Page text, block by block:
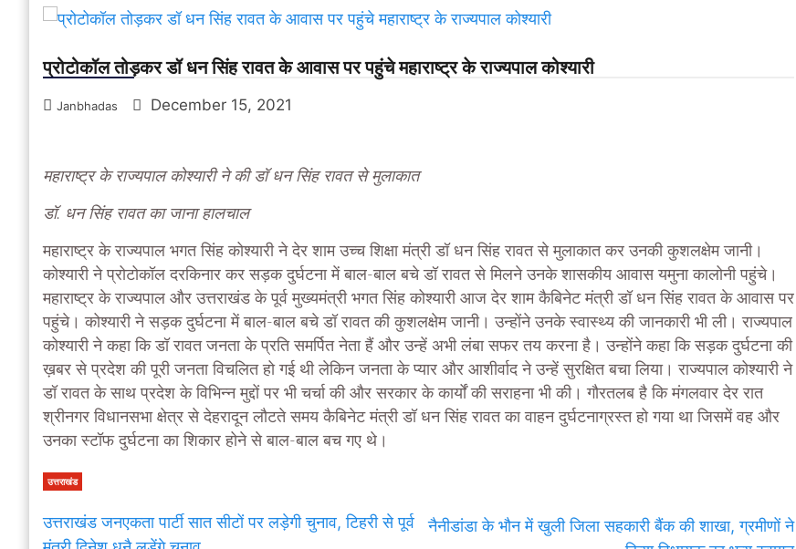
प्रोटोकॉल तोड़कर डॉ धन सिंह रावत के आवास पर पहुंचे महाराष्ट्र के राज्यपाल कोश्यारी
Janbhadas December 15, 2021
महाराष्ट्र के राज्यपाल कोश्यारी ने की डॉ धन सिंह रावत से मुलाकात
डॉ. धन सिंह रावत का जाना हालचाल
महाराष्ट्र के राज्यपाल भगत सिंह कोश्यारी ने देर शाम उच्च शिक्षा मंत्री डॉ धन सिंह रावत से मुलाकात कर उनकी कुशलक्षेम जानी।
कोश्यारी ने प्रोटोकॉल दरकिनार कर सड़क दुर्घटना में बाल-बाल बचे डॉ रावत से मिलने उनके शासकीय आवास यमुना कालोनी पहुंचे।
महाराष्ट्र के राज्यपाल और उत्तराखंड के पूर्व मुख्यमंत्री भगत सिंह कोश्यारी आज देर शाम कैबिनेट मंत्री डॉ धन सिंह रावत के आवास पर
पहुंचे। कोश्यारी ने सड़क दुर्घटना में बाल-बाल बचे डॉ रावत की कुशलक्षेम जानी। उन्होंने उनके स्वास्थ्य की जानकारी भी ली। राज्यपाल
कोश्यारी ने कहा कि डॉ रावत जनता के प्रति समर्पित नेता हैं और उन्हें अभी लंबा सफर तय करना है। उन्होंने कहा कि सड़क दुर्घटना की
ख़बर से प्रदेश की पूरी जनता विचलित हो गई थी लेकिन जनता के प्यार और आशीर्वाद ने उन्हें सुरक्षित बचा लिया। राज्यपाल कोश्यारी ने
डॉ रावत के साथ प्रदेश के विभिन्न मुद्दों पर भी चर्चा की और सरकार के कार्यों की सराहना भी की। गौरतलब है कि मंगलवार देर रात
श्रीनगर विधानसभा क्षेत्र से देहरादून लौटते समय कैबिनेट मंत्री डॉ धन सिंह रावत का वाहन दुर्घटनाग्रस्त हो गया था जिसमें वह और
उनका स्टॉफ दुर्घटना का शिकार होने से बाल-बाल बच गए थे।
उत्तराखंड
उत्तराखंड जनएकता पार्टी सात सीटों पर लड़ेगी चुनाव, टिहरी से पूर्व
नैनीडांडा के भौन में खुली जिला सहकारी बैंक की शाखा, ग्रमीणों ने